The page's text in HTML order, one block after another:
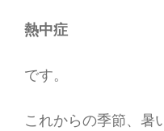
熱中症
です。
これからの季節、暑